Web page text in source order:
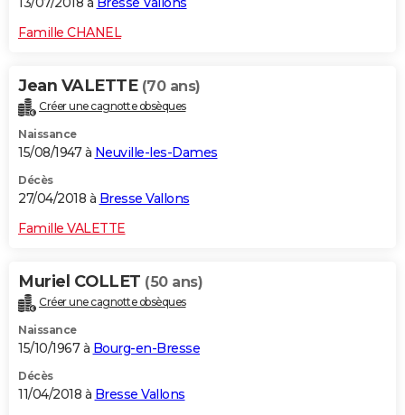
Famille CHANEL
Jean VALETTE (70 ans)
Créer une cagnotte obsèques
Naissance
15/08/1947 à Neuville-les-Dames
Décès
27/04/2018 à Bresse Vallons
Famille VALETTE
Muriel COLLET (50 ans)
Créer une cagnotte obsèques
Naissance
15/10/1967 à Bourg-en-Bresse
Décès
11/04/2018 à Bresse Vallons